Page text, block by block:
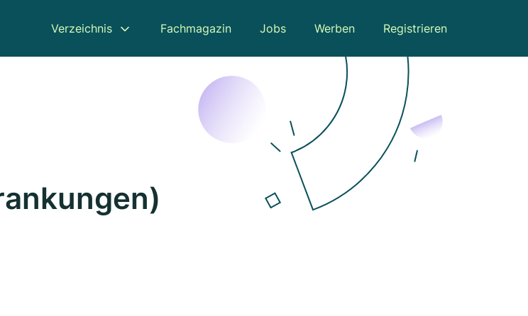
Verzeichnis Fachmagazin Jobs Werben Registrieren